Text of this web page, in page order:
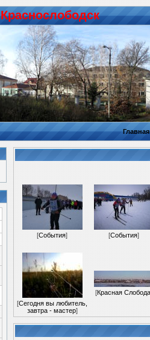
Красноcлободск
Главная
[События] [События]
[Сегодня вы любитель,
завтра - мастер]
[Красная Слобода